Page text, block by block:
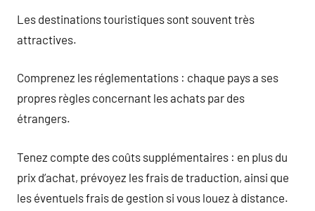
Les destinations touristiques sont souvent très
attractives.
Comprenez les réglementations : chaque pays a ses
propres règles concernant les achats par des
étrangers.
Tenez compte des coûts supplémentaires : en plus du
prix d’achat, prévoyez les frais de traduction, ainsi que
les éventuels frais de gestion si vous louez à distance.